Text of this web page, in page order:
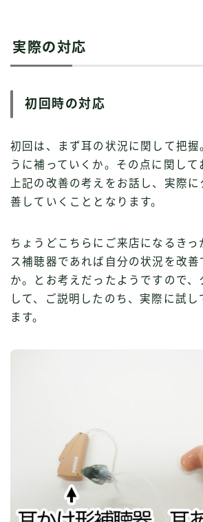
実際の対応
初回時の対応
初回は、まず耳の状況に関して把握
うに補っていくか。その点に関して
上記の改善の考えをお話し、実際
善していくこととなります。
ちょうどこちらにご来店になるきっ
ス補聴器であれば自分の状況を改
か。とお考えだったようですので、
して、ご説明したのち、実際に試し
ます。